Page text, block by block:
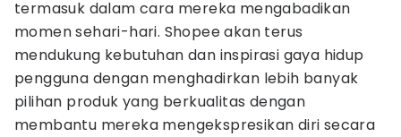
termasuk dalam cara mereka mengabadikan
momen sehari-hari. Shopee akan terus
mendukung kebutuhan dan inspirasi gaya hidup
pengguna dengan menghadirkan lebih banyak
pilihan produk yang berkualitas dengan
membantu mereka mengekspresikan diri secara